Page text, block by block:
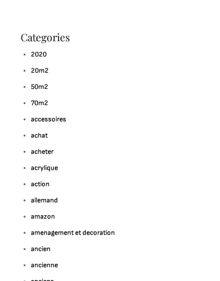
Categories
2020
20m2
50m2
70m2
accessoires
achat
acheter
acrylique
action
allemand
amazon
amenagement et decoration
ancien
ancienne